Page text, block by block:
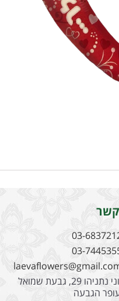
03-
03-
נתניהו 29, גבעת שמואל
עופר הגבעה